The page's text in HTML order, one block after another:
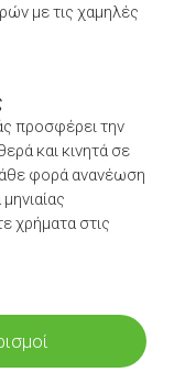
με τις χαμηλές
προσφέρει την
και κινητά σε
φορά ανανέωση
χρήματα στις